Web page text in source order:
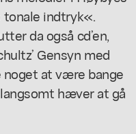
indtryk«.
da også cd’en,
Gensyn med
noget at være bange
langsomt hæverat gå